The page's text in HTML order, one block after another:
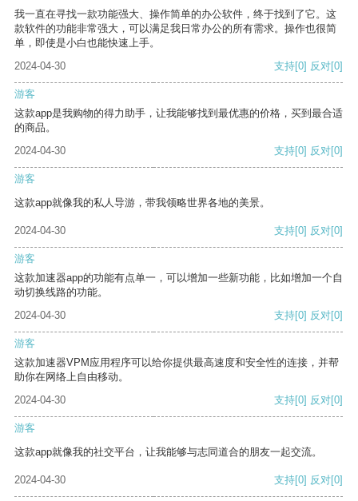
我一直在寻找一款功能强大、操作简单的办公软件，终于找到了它。这
款软件的功能非常强大，可以满足我日常办公的所有需求。操作也很简
单，即使是小白也能快速上手。
2024-04-30
支持[0] 反对[0]
游客
这款app是我购物的得力助手，让我能够找到最优惠的价格，买到最合适
的商品。
2024-04-30
支持[0] 反对[0]
游客
这款app就像我的私人导游，带我领略世界各地的美景。
2024-04-30 支持[0] 反对[0]
游客
这款加速器app的功能有点单一，可以增加一些新功能，比如增加一个自
动切换线路的功能。
2024-04-30
支持[0] 反对[0]
游客
这款加速器VPM应用程序可以给你提供最高速度和安全性的连接，并帮
助你在网络上自由移动。
2024-04-30
支持[0] 反对[0]
游客
这款app就像我的社交平台，让我能够与志同道合的朋友一起交流。
2024-04-30 支持[0] 反对[0]